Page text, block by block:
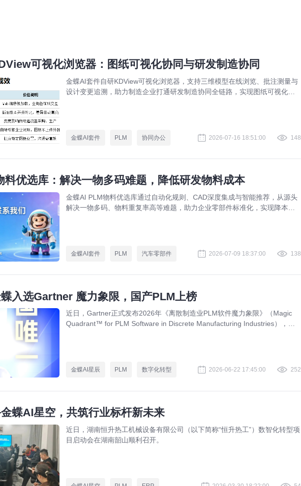
可视化浏览器：图纸可视化协同与研发制造协同
金蝶AI套件自研KDView可视化浏览器，支持三维模型在线浏览、批注测量与
设计变更追溯，助力制造企业打通研发制造协同全链路，实现图纸可视化协
金蝶AI套件 PLM 协同办公 2026-07-16 18:51:00 148
料优选库：解决一物多码难题，降低研发物料成本
金蝶AI PLM物料优选库通过自动化规则、CAD深度集成与智能推荐，从源头
解决一物多码、物料重复率高等难题，助力企业零部件标准化，实现降本增
金蝶AI套件 PLM 汽车零部件 2026-07-09 18:37:00 138
入选Gartner 魔力象限，国产PLM上榜
近日，Gartner正式发布2026年《离散制造业PLM软件魔力象限》（Magic
Quadrant™ for PLM Software in Discrete Manufacturing Industries），金
金蝶AI星辰 PLM 数字化转型 2026-06-22 17:45:00 252
蝶AI星空，共筑行业标杆新未来
近日，湖南恒升热工机械设备有限公司（以下简称“恒升热工”）数智化转型项
目启动会在湖南韶山顺利召开。